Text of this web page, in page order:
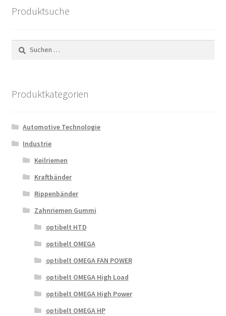
Produktsuche
nach:
Produktkategorien
Automotive Technologie
Industrie
Keilriemen
Kraftbänder
Rippenbänder
Zahnriemen Gummi
optibelt HTD
optibelt OMEGA
optibelt OMEGA FAN POWER
optibelt OMEGA High Load
optibelt OMEGA High Power
optibelt OMEGA HP